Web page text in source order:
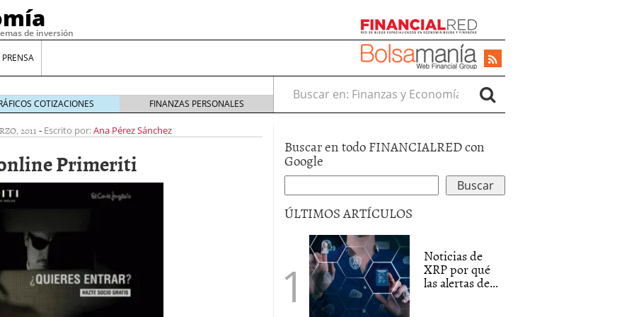
de inversión
¿Por qué el Préstamo Promotor privado
12 de diciembre de 2025
aprovechar esta opción para gestionar tus
de 2025
es una decisión financiera: cómo anticiparte
COTIZACIONES FINANZAS PERSONALES
Buscar en:
2011- Escrito por:Ana Pérez Sánchez
Primeriti
Buscar en todo FINANCIALRED con
Google
ÚLTIMOS ARTÍCULOS
Noticias de
XRP por qué
las alertas de...